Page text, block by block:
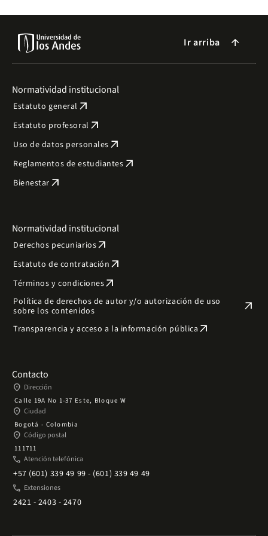
Ir arriba arrow_forward
Normatividad institucional
Estatuto general arrow_outward
Estatuto profesoral arrow_outward
Uso de datos personales arrow_outward
Reglamentos de estudiantes arrow_outward
Bienestar arrow_outward
Normatividad institucional
Derechos pecuniariosarrow_outward
Estatuto de contratación arrow_outward
Términos y condicionesarrow_outward
Política de derechos de autor y/o autorización de uso
sobre los contenidos
arrow_outward
Transparencia y acceso a la información pública arrow_outward
Contacto
place Dirección
Calle 19A No 1-37 Este, Bloque W
place Ciudad
Bogotá - Colombia
place Código postal
111711
phone Atención telefónica
+57 (601) 339 49 99 - (601) 339 49 49
phone Extensiones
2421 - 2403 - 2470